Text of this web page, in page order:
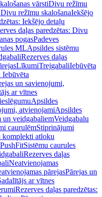
vārstiDivu režīmu
režīmu skalošanaIekšējo
Iekšējo detaļu
daļas paredzētas: Divu
pogasPadeves
MLApsildes sistēmu
Rezerves daļas
LīkumiTrejgabaliIebūvēta
Iebūvēta
un savienojumi,
ar vītnes
Apsildes
atvienojamiApsildes
un veidgabaliemVeidgabalu
caurulēmStiprinājumi
komplekti atloku
Sistēmu caurules
Rezerves daļas
Neatvienojamas
pārejasPārejas un
ar vītnes
Rezerves daļas paredzētas: